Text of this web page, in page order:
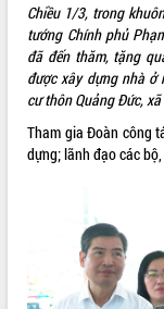
SỞ, BAN, NGÀNH
UBND CÁC XÃ, PHƯỜNG
HỆ THỐNG VĂN BẢN
VĂN BẢN HĐND TỈNH
ĐIỂM TIN VĂN BẢN
QUY HOẠCH - KẾ HOẠCH
Chiều 1/3, trong
tướng Chính phủ
đã đến thăm, tặng
được xây dựng nhà ở
cư thôn Quảng Đức,
Tham gia Đoàn công
dựng; lãnh đạo các